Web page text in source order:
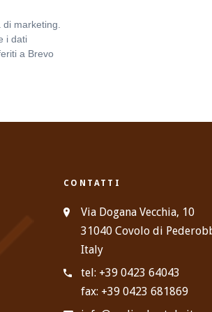
di marketing.
i dati
a Brevo
CONTATTI
Via Dogana Vecchia, 10
31040 Covolo di
Italy
tel: +39 0423 64043
fax: +39 0423 681869